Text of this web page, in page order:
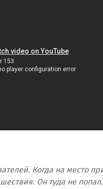
Когда на место
Он туда не